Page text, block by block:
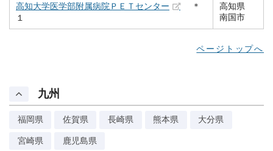
高知大学医学部附属病院ＰＥＴセンター
＊
１
高知県
南国市
ページトップへ
九州
福岡県 佐賀県 長崎県 熊本県 大分県
宮崎県 鹿児島県